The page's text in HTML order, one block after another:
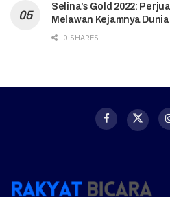
Selina’s Gold 2022:
Melawan Kejamnya
0 SHARES